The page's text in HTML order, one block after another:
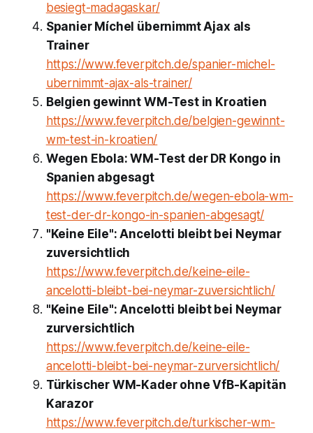
besiegt-madagaskar/
Spanier Míchel übernimmt Ajax als
Trainer
https://www.feverpitch.de/spanier-michel-
ubernimmt-ajax-als-trainer/
Belgien gewinnt WM-Test in Kroatien
https://www.feverpitch.de/belgien-gewinnt-
wm-test-in-kroatien/
Wegen Ebola: WM-Test der DR Kongo in
Spanien abgesagt
https://www.feverpitch.de/wegen-ebola-wm-
test-der-dr-kongo-in-spanien-abgesagt/
"Keine Eile": Ancelotti bleibt bei Neymar
zuversichtlich
https://www.feverpitch.de/keine-eile-
ancelotti-bleibt-bei-neymar-zuversichtlich/
"Keine Eile": Ancelotti bleibt bei Neymar
zurversichtlich
https://www.feverpitch.de/keine-eile-
ancelotti-bleibt-bei-neymar-zurversichtlich/
Türkischer WM-Kader ohne VfB-Kapitän
Karazor
https://www.feverpitch.de/turkischer-wm-